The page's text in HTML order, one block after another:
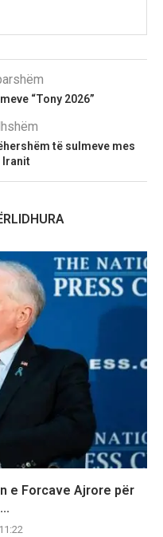
“Tony 2026”
të sulmeve mes
Iranit
e Forcave Ajrore për